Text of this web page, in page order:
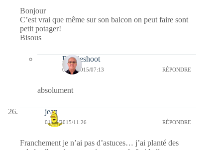
Bonjour
C’est vrai que même sur son balcon on peut faire sont
petit potager!
Bisous
Bernieshoot
04/04/2015/07:13 RÉPONDRE
absolument
jean
01/04/2015/11:26 RÉPONDRE
Franchement je n’ai pas d’astuces… j’ai planté des